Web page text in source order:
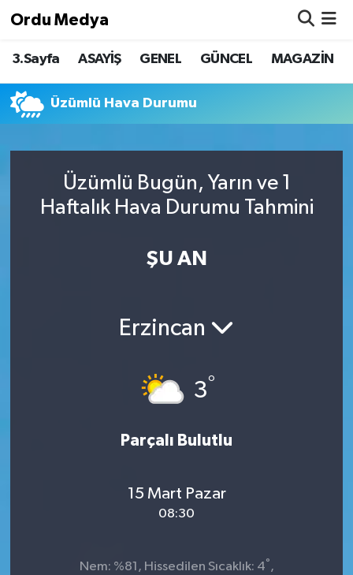
Ordu Medya
3.Sayfa ASAYİŞ GENEL GÜNCEL MAGAZİN
Üzümlü Hava Durumu
Üzümlü Bugün, Yarın ve 1
Haftalık Hava Durumu Tahmini
ŞU AN
Erzincan
3°
Parçalı Bulutlu
15 Mart Pazar
08:30
Nem: %81, Hissedilen Sıcaklık: 4° ,
ASAYİŞ
Basketbol
Borsa
Nöbetçi Eczaneler
Hava Durumu
Trafik Durumu